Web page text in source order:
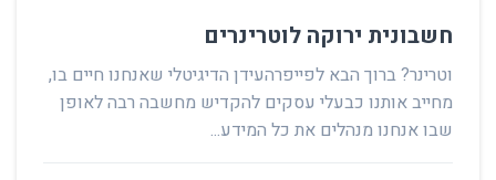
חשבונית ירוקה לוטרינרים
וטרינר? ברוך הבא לפייפרהעידן הדיגיטלי שאנחנו חיים בו,
מחייב אותנו כבעלי עסקים להקדיש מחשבה רבה לאופן
שבו אנחנו מנהלים את כל המידע...